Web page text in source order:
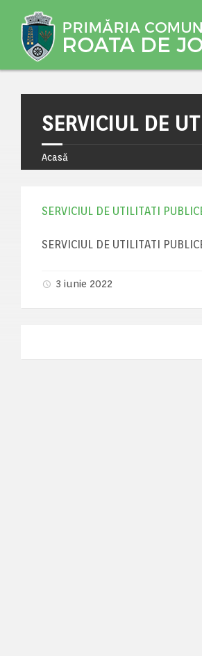
SERVICIUL DE
Acasă
SERVICIUL DE UTILITATI
SERVICIUL DE UTILITATI
3 iunie 2022